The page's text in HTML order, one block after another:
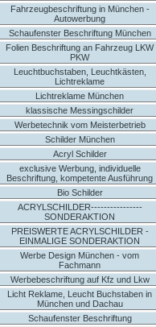
Fahrzeugbeschriftung in München -
Autowerbung
Schaufenster Beschriftung München
Folien Beschriftung an Fahrzeug LKW
PKW
Leuchtbuchstaben, Leuchtkästen,
Lichtreklame
Lichtreklame München
klassische Messingschilder
Werbetechnik vom Meisterbetrieb
Schilder München
Acryl Schilder
exclusive Werbung, individuelle
Beschriftung, kompetente Ausführung
Bio Schilder
ACRYLSCHILDER----------------
SONDERAKTION
PREISWERTE ACRYLSCHILDER -
EINMALIGE SONDERAKTION
Werbe Design München - vom
Fachmann
Werbebeschriftung auf Kfz und Lkw
Licht Reklame, Leucht Buchstaben in
München und Dachau
Schaufenster Beschriftung